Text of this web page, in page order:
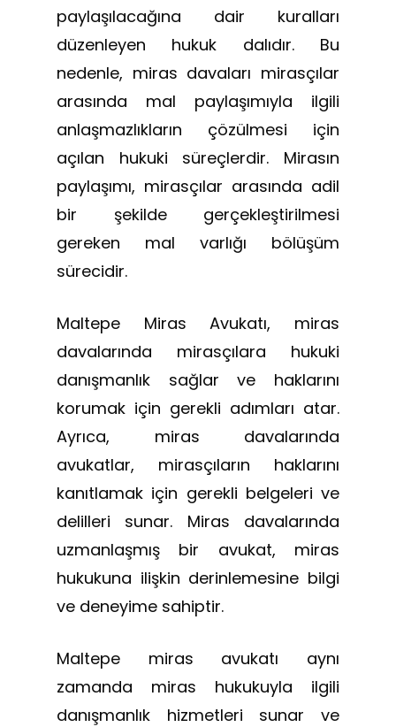
paylaşılacağına dair kuralları
düzenleyen hukuk dalıdır. Bu
nedenle, miras davaları mirasçılar
arasında mal paylaşımıyla ilgili
anlaşmazlıkların çözülmesi için
açılan hukuki süreçlerdir. Mirasın
paylaşımı, mirasçılar arasında adil
bir şekilde gerçekleştirilmesi
gereken mal varlığı bölüşüm
sürecidir.
Maltepe Miras Avukatı, miras
davalarında mirasçılara hukuki
danışmanlık sağlar ve haklarını
korumak için gerekli adımları atar.
Ayrıca, miras davalarında
avukatlar, mirasçıların haklarını
kanıtlamak için gerekli belgeleri ve
delilleri sunar. Miras davalarında
uzmanlaşmış bir avukat, miras
hukukuna ilişkin derinlemesine bilgi
ve deneyime sahiptir.
Maltepe miras avukatı aynı
zamanda miras hukukuyla ilgili
danışmanlık hizmetleri sunar ve